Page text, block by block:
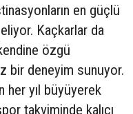
en güçlü
Kaçkarlar da
özgü
bir deneyim sunuyor.
her yıl büyüyerek
takviminde kalıcı